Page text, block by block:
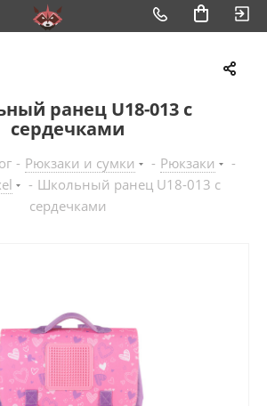
ранец U18-013 с
сердечками
- Рюкзаки и сумки - Рюкзаки
-
- Школьный ранец U18-013 с
сердечками